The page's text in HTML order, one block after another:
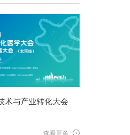
术与产业转化大会
查看更多